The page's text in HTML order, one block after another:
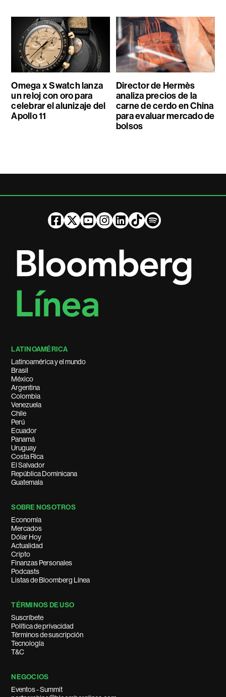
Omega x Swatch lanza
un reloj con oro para
celebrar el alunizaje del
Apollo 11
Director de Hermès
analiza precios de la
carne de cerdo en China
para evaluar mercado de
bolsos
LATINOAMÉRICA
Latinoamérica y el mundo
Brasil
México
Argentina
Colombia
Venezuela
Chile
Perú
Ecuador
Panamá
Uruguay
Costa Rica
El Salvador
República Dominicana
Guatemala
SOBRE NOSOTROS
Economía
Mercados
Dólar Hoy
Actualidad
Cripto
Finanzas Personales
Podcasts
Listas de Bloomberg Línea
TÉRMINOS DE USO
Suscríbete
Política de privacidad
Términos de suscripción
Tecnología
T&C
NEGOCIOS
Eventos - Summit